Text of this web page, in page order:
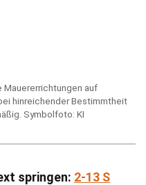
Mauererrichtungen auf
hinreichender Bestimmtheit
Symbolfoto: KI
springen: 2-13 S